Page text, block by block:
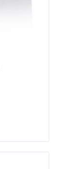
несколько
вариаций.